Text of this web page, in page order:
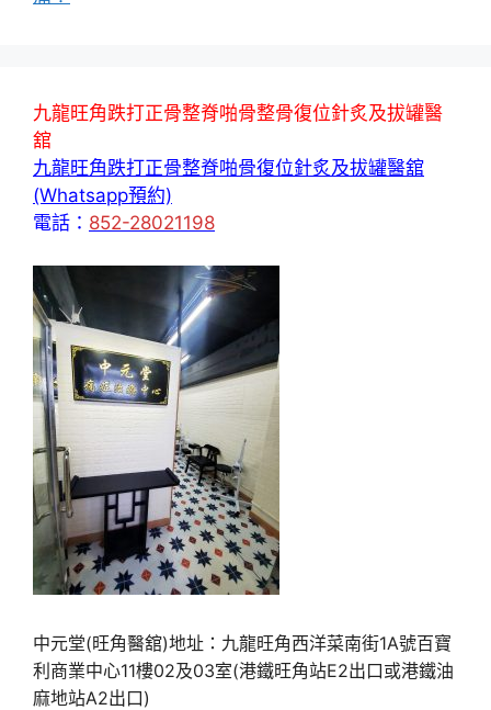
九龍旺角跌打正骨整脊啪骨整骨復位針炙及拔罐醫
舘
九龍旺角跌打正骨整脊啪骨復位針炙及拔罐醫舘
(Whatsapp預約)
電話： 852-28021198
中元堂(旺角醫舘)地址：九龍旺角西洋菜南街1A號百寶
利商業中心11樓02及03室(港鐵旺角站E2出口或港鐵油
麻地站A2出口)